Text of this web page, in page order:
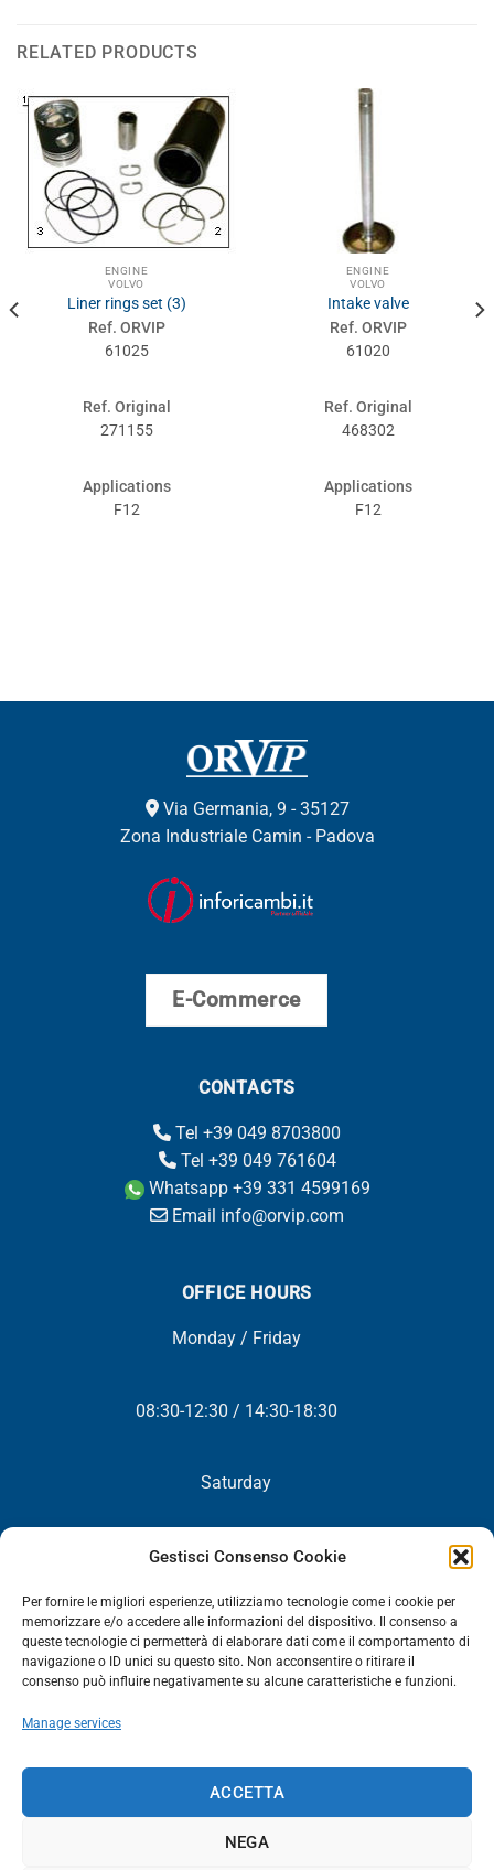
Gestisci Consenso Cookie
Per fornire le migliori esperienze, utilizziamo tecnologie come i cookie per
memorizzare e/o accedere alle informazioni del dispositivo. Il consenso a
queste tecnologie ci permetterà di elaborare dati come il comportamento di
navigazione o ID unici su questo sito. Non acconsentire o ritirare il
consenso può influire negativamente su alcune caratteristiche e funzioni.
Manage services
ACCETTA
NEGA
RELATED PRODUCTS
ENGINE
VOLVO
Liner rings set (3)
Ref. ORVIP
61025
Ref. Original
271155
Applications
F12
ENGINE
VOLVO
Intake valve
Ref. ORVIP
61020
Ref. Original
468302
Applications
F12
Via Germania, 9 - 35127
Zona Industriale Camin - Padova
E-Commerce
CONTACTS
Tel +39 049 8703800
Tel +39 049 761604
Whatsapp +39 331 4599169
Email info@orvip.com
OFFICE HOURS
Monday / Friday
08:30-12:30 / 14:30-18:30
Saturday
Closed
NEWSLETTER
NEWSLETTER